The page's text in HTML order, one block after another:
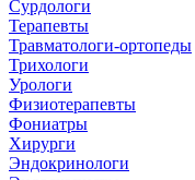
Сурдологи
Терапевты
Травматологи-ортопеды
Трихологи
Урологи
Физиотерапевты
Фониатры
Хирурги
Эндокринологи